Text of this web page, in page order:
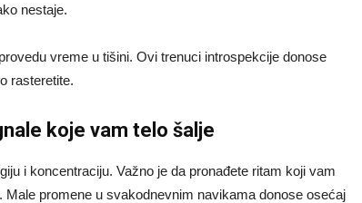
nestaje.
vreme u tišini. Ovi trenuci introspekcije donose
rasteretite.
koje vam telo šalje
i koncentraciju. Važno je da pronađete ritam koji vam
promene u svakodnevnim navikama donose osećaj